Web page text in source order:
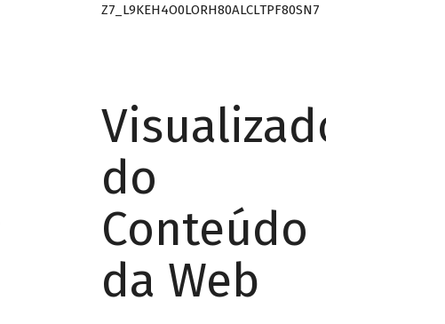
Z7_L9KEH4O0LORH80ALCLTPF80SN7
Visualizador
do
Conteúdo
da Web